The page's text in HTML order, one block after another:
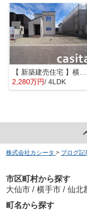
【 新築建売住宅 】横手市八幡字長者町No58 横手北小学校区のオール電化 4LDK
2,280万円/ 4LDK
株式会社カシータ > ブログ記
市区町村から探す
大仙市 / 横手市 / 仙北
町名から探す